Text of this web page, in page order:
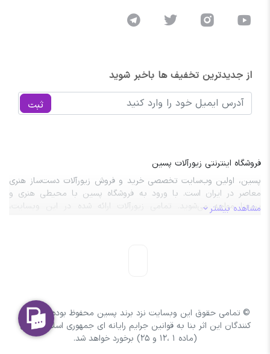
از جدیدترین تخفیف ها باخبر شوید
ثبت
فروشگاه اینترنتی زیورآلات پسین
پسین، اولین وب‌سایت تخصصی خرید و فروش زیورآلات دست‌ساز هنری
معاصر در ایران است. با ورود به فروشگاه پسین با محیطی هنری و
پرمعنا مواجه می‌شوید. تمامی زیورآلات ارائه شده در این وبسایت،
مشاهده بیشتر
© تمامی حقوق این وبسایت نزد برند پسین محفوظ بوده و با کپی
کنندگان این اثر بنا به قوانین جرایم رایانه ای جمهوری اسلامی ایران
(ماده 1 ،12 و 25) برخورد خواهد شد.